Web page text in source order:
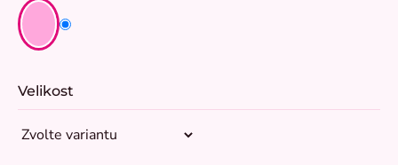
Velikost